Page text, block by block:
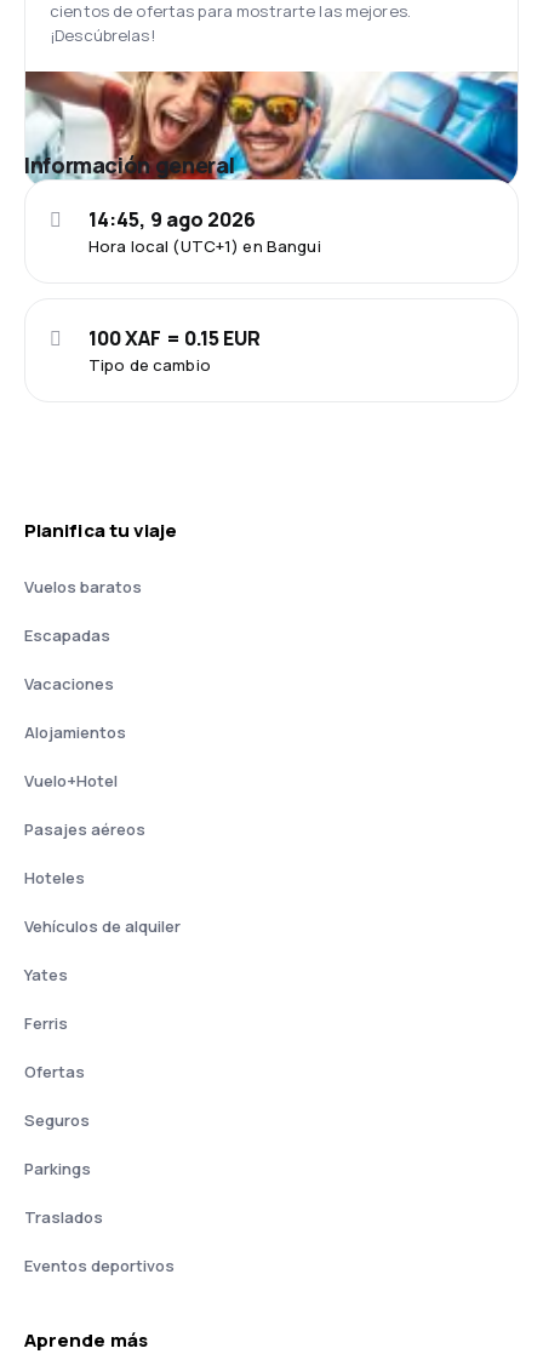
cientos de ofertas para mostrarte las mejores.
¡Descúbrelas!
Información general
Hora local (UTC+1) en Bangui
14:45, 9 ago 2026
Tipo de cambio
100 XAF = 0.15 EUR
Planifica tu viaje
Vuelos baratos
Escapadas
Vacaciones
Alojamientos
Vuelo+Hotel
Pasajes aéreos
Hoteles
Vehículos de alquiler
Yates
Ferris
Ofertas
Seguros
Parkings
Traslados
Eventos deportivos
Aprende más